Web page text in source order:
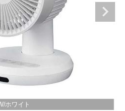
ホワイト